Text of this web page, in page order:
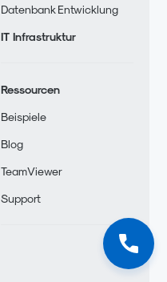
Datenbank Entwicklung
IT Infrastruktur
Ressourcen
Beispiele
Blog
TeamViewer
Support